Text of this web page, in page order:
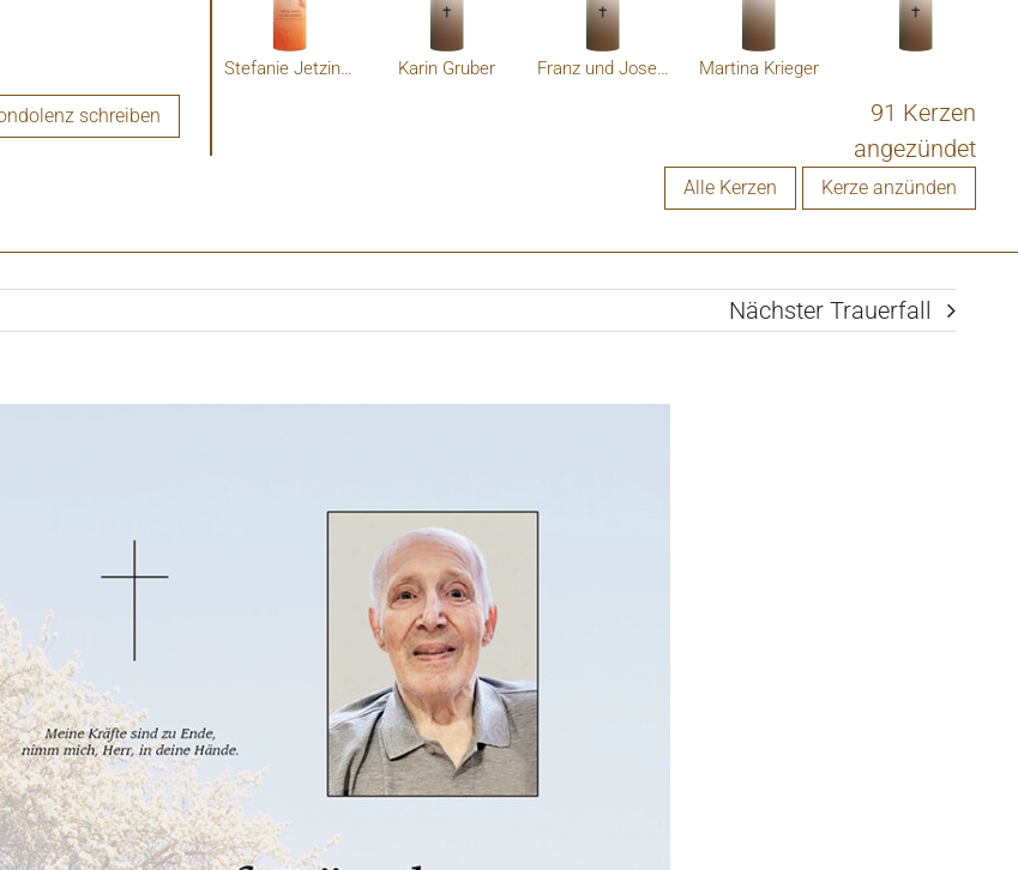
schreiben
Stefanie Jetzinger Karin Gruber Franz und Josefa Zehetner Martina Krieger
91 Kerzen
angezündet
Alle Kerzen Kerze anzünden
Nächster Trauerfall